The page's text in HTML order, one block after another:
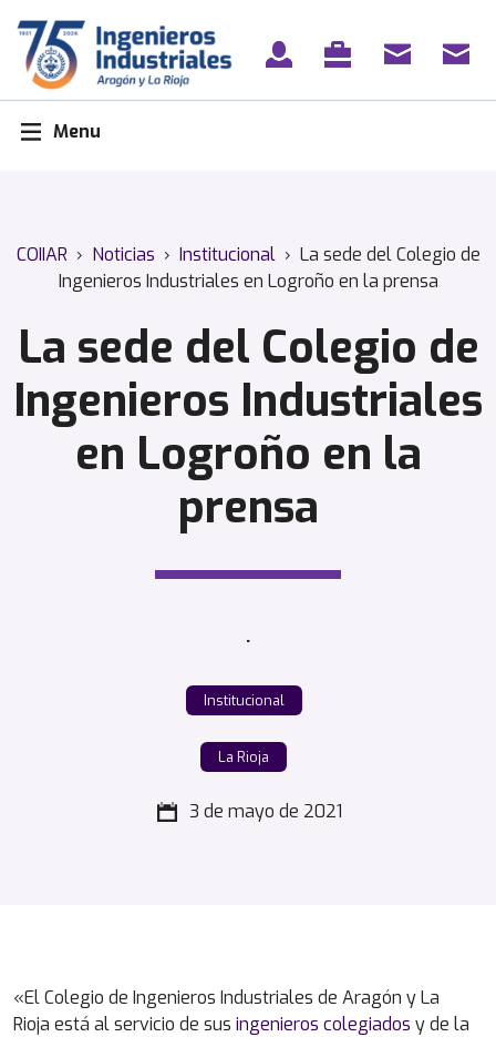
content
Menu
COIIAR › Noticias › Institucional › La sede del Colegio de
Ingenieros Industriales en Logroño en la prensa
La sede del Colegio de
Ingenieros Industriales
en Logroño en la
prensa
.
Institucional
La Rioja
3 de mayo de 2021
«El Colegio de Ingenieros Industriales de Aragón y La
Rioja está al servicio de sus ingenieros colegiados y de la